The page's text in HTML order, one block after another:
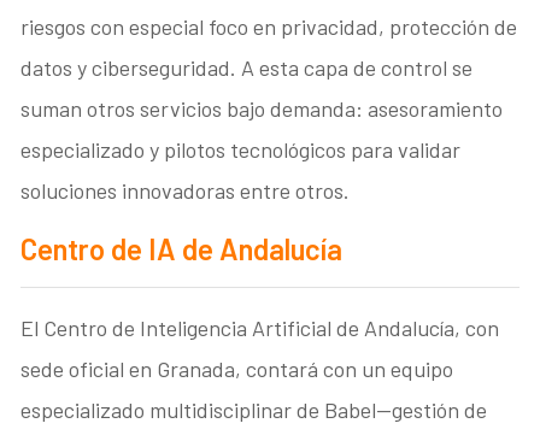
riesgos con especial foco en privacidad, protección de
datos y ciberseguridad. A esta capa de control se
suman otros servicios bajo demanda: asesoramiento
especializado y pilotos tecnológicos para validar
soluciones innovadoras entre otros.
Centro de IA de Andalucía
El Centro de Inteligencia Artificial de Andalucía, con
sede oficial en Granada, contará con un equipo
especializado multidisciplinar de Babel—gestión de